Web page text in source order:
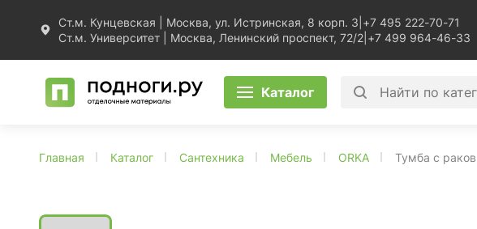
Ст.м. Кунцевская | Москва, ул. Истринская, 8 корп. 3 +7 495 222-70-71
Ст.м. Университет | Москва, Ленинский проспект, 72/2 +7 499 964-46-33
Каталог
Главная Каталог Сантехника Мебель ORKA Тумба с